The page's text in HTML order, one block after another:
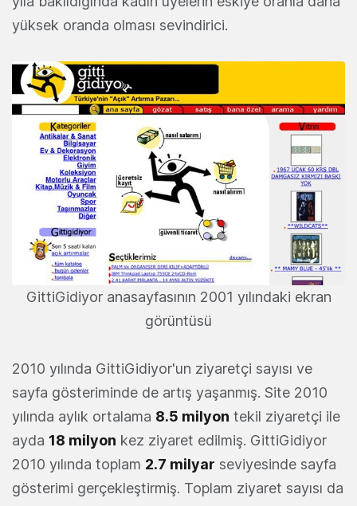
yüksek oranda olması sevindirici.
GittiGidiyor anasayfasının 2001 yılındaki ekran
görüntüsü
2010 yılında GittiGidiyor'un ziyaretçi sayısı ve
sayfa gösteriminde de artış yaşanmış. Site 2010
yılında aylık ortalama 8.5 milyon tekil ziyaretçi ile
ayda 18 milyon kez ziyaret edilmiş. GittiGidiyor
2010 yılında toplam 2.7 milyar seviyesinde sayfa
gösterimi gerçekleştirmiş. Toplam ziyaret sayısı da